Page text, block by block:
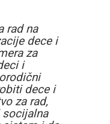
rad na
dece i
za
i
dece i
za rad,
socijalna